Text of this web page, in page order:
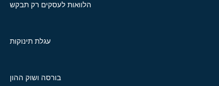
הלוואות לעסקים רק תבקש
עגלת תינוקות
בורסה ושוק ההון